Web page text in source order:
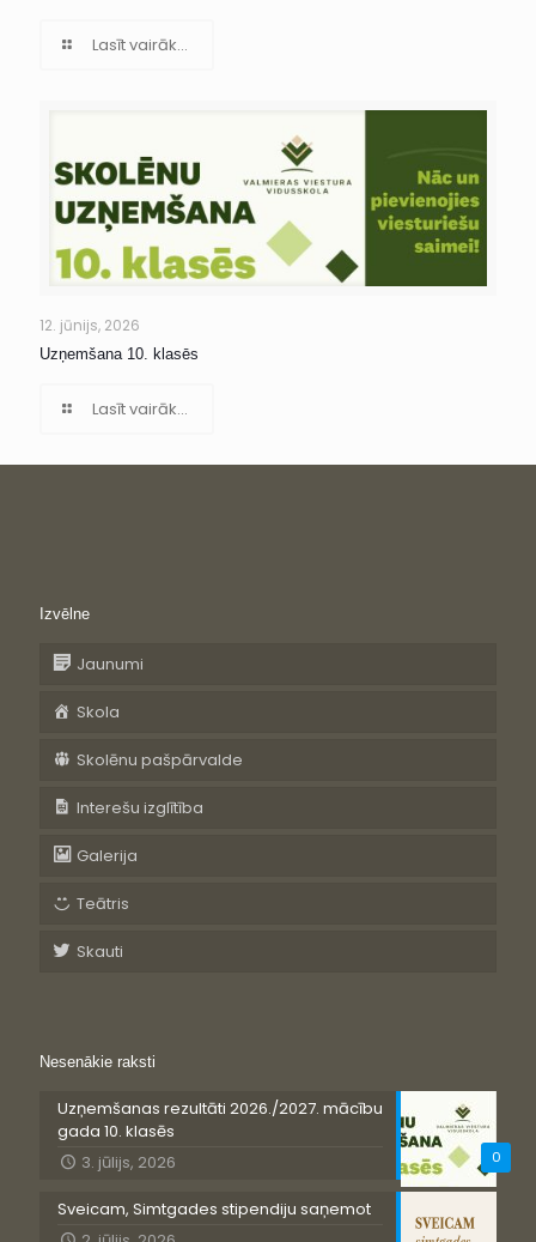
Lasīt vairāk...
12. jūnijs, 2026
Uzņemšana 10. klasēs
Lasīt vairāk...
Izvēlne
Jaunumi
Skola
Skolēnu pašpārvalde
Interešu izglītība
Galerija
Teātris
Skauti
Nesenākie raksti
0
Uzņemšanas rezultāti 2026./2027. mācību
gada 10. klasēs
3. jūlijs, 2026
Sveicam, Simtgades stipendiju saņemot